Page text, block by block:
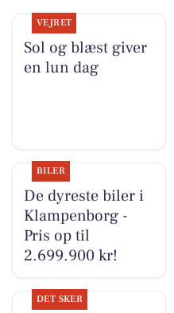
VEJRET
Sol og blæst giver
en lun dag
BILER
De dyreste biler i
Klampenborg -
Pris op til
2.699.900 kr!
DET SKER